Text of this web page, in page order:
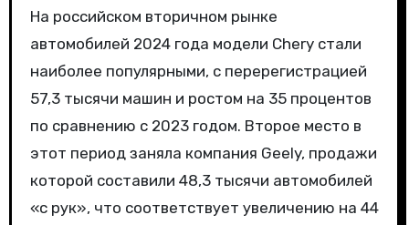
На российском вторичном рынке
автомобилей 2024 года модели Chery стали
наиболее популярными, с перерегистрацией
57,3 тысячи машин и ростом на 35 процентов
по сравнению с 2023 годом. Второе место в
этот период заняла компания Geely, продажи
которой составили 48,3 тысячи автомобилей
«с рук», что соответствует увеличению на 44